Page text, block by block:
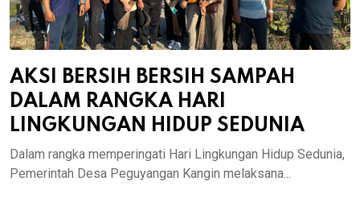
AKSI BERSIH BERSIH SAMPAH
DALAM RANGKA HARI
LINGKUNGAN HIDUP SEDUNIA
Dalam rangka memperingati Hari Lingkungan Hidup Sedunia,
Pemerintah Desa Peguyangan Kangin melaksana...